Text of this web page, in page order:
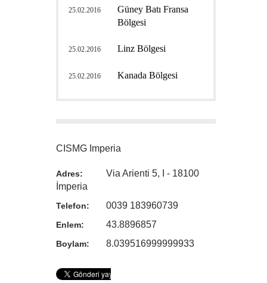
25.02.2016
Güney Batı Fransa
Bölgesi
25.02.2016 Linz Bölgesi
25.02.2016 Kanada Bölgesi
CISMG Imperia
Adres:
Via Arienti 5, I - 18100
İmperia
Telefon: 0039 183960739
Enlem: 43.8896857
Boylam: 8.039516999999933